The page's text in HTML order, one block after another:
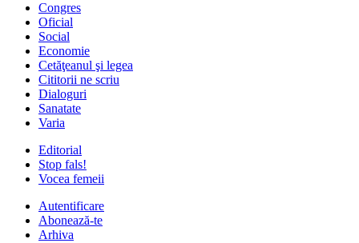
Congres
Oficial
Social
Economie
Cetăţeanul şi legea
Cititorii ne scriu
Dialoguri
Sanatate
Varia
Editorial
Stop fals!
Vocea femeii
Autentificare
Abonează-te
Arhiva